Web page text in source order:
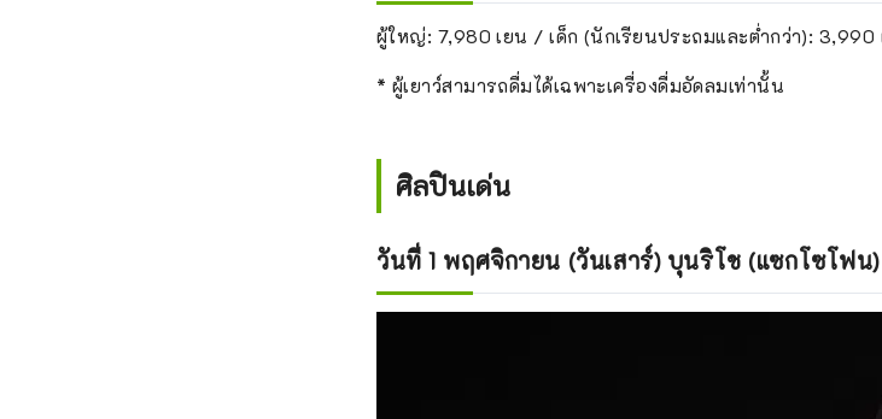
ผู้ใหญ่: 7,980 เยน / เด็ก (นักเรียนประถมและต่ำกว่า): 3,990
* ผู้เยาว์สามารถดื่มได้เฉพาะเครื่องดื่มอัดลมเท่านั้น
ศิลปินเด่น
วันที่ 1 พฤศจิกายน (วันเสาร์) บุนริโช (แซกโซโฟน)